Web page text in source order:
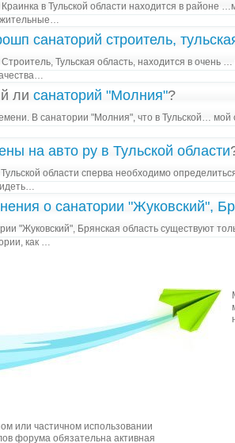
в Тульской области находится в районе
санаторий строитель,
Тульская область, находится в очень
ли санаторий "Молния"?
В санатории "Молния", что в Тульской…
на авто ру в Тульской области
области сперва необходимо
о санатории "Жуковский",
"Жуковский", Брянская область существуют
как …
или частичном использовании
форума обязательна активная